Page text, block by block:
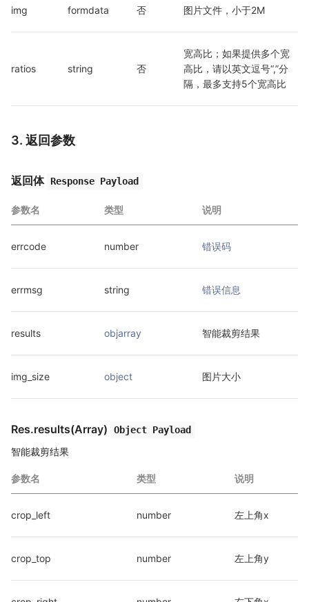
img formdata 否 图片文件，小于2M
ratios string 否
宽高比；如果提供多个宽
高比，请以英文逗号“,”分
隔，最多支持5个宽高比
3. 返回参数
返回体 Response Payload
参数名 类型 说明
errcode number 错误码
errmsg string 错误信息
results objarray 智能裁剪结果
img_size object 图片大小
Res.results(Array) Object Payload
智能裁剪结果
参数名 类型 说明
crop_left number 左上角x
crop_top number 左上角y